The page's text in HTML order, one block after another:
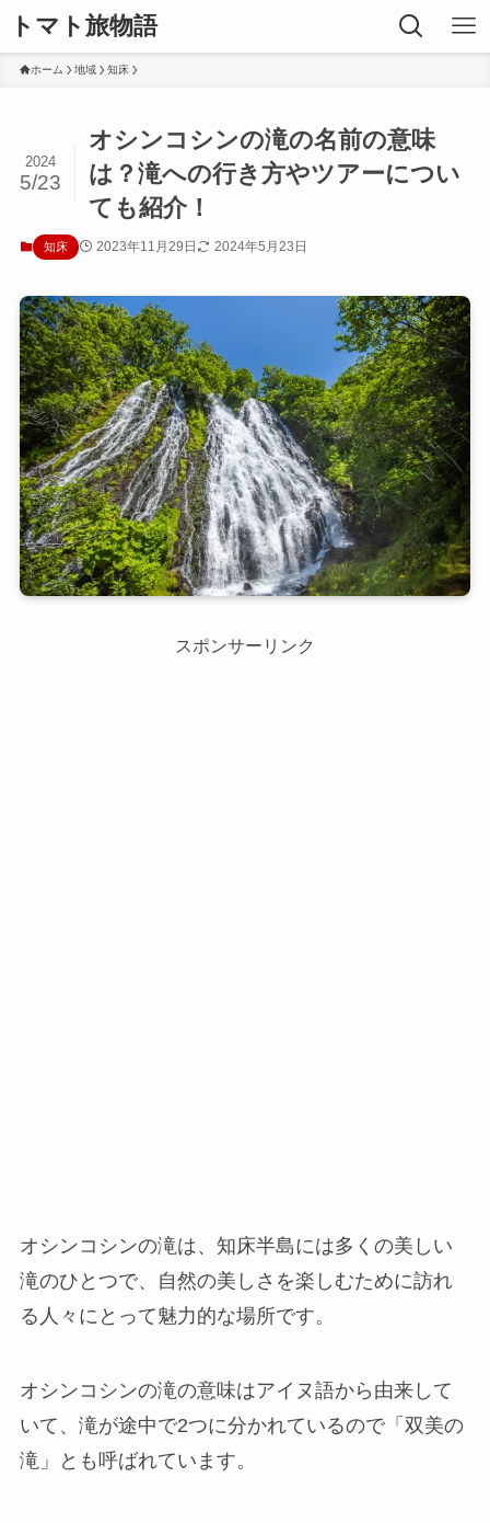
トマト旅物語
ホーム 地域 知床
オシンコシンの滝の名前の意味
は？滝への行き方やツアーについ
ても紹介！
2024
5/23
知床 2023年11月29日 2024年5月23日
スポンサーリンク
オシンコシンの滝は、知床半島には多くの美しい
滝のひとつで、自然の美しさを楽しむために訪れ
る人々にとって魅力的な場所です。
オシンコシンの滝の意味はアイヌ語から由来して
いて、滝が途中で2つに分かれているので「双美の
滝」とも呼ばれています。